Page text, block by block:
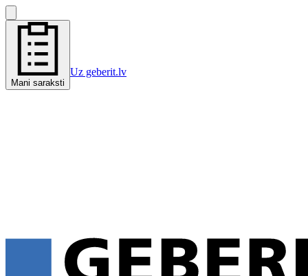
Mani saraksti
Uz geberit.lv